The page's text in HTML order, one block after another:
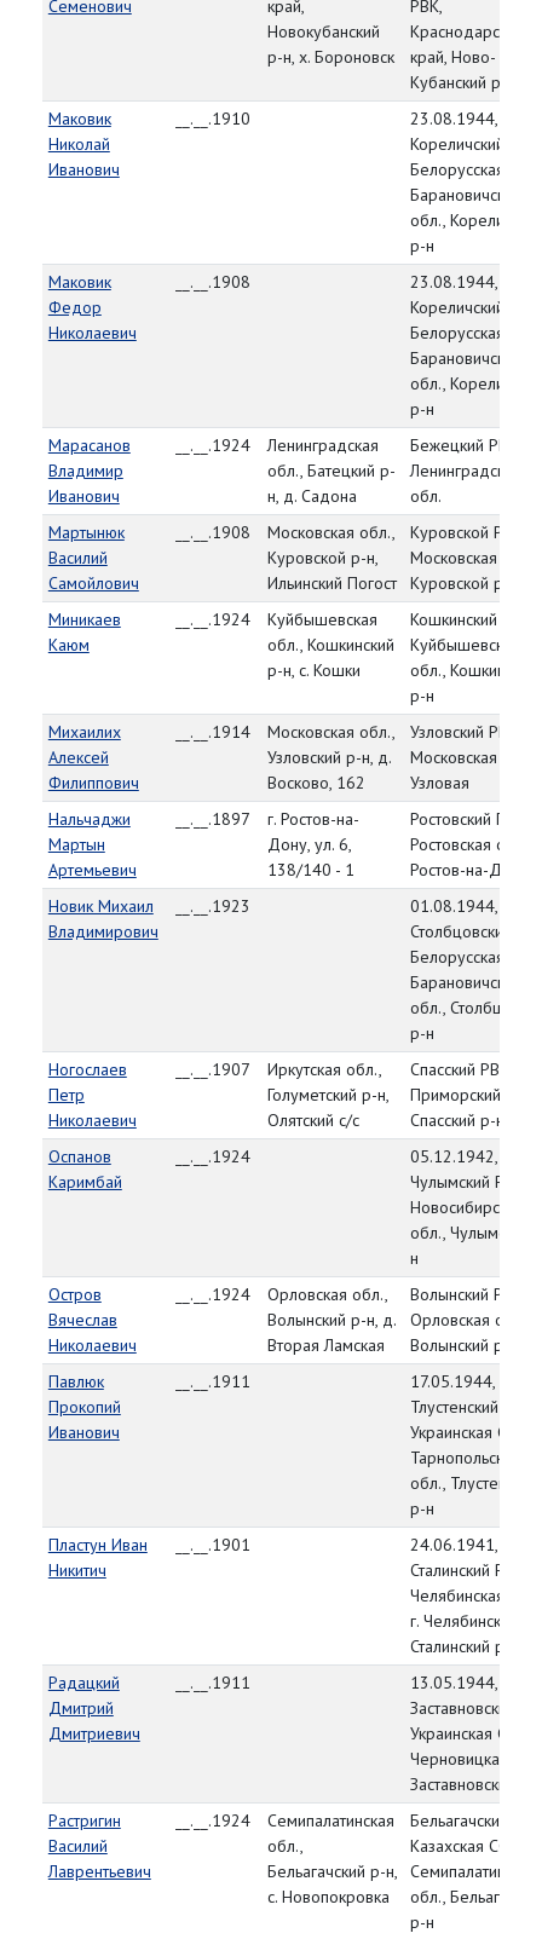
Семенович
край,
Новокубанский
р-н, х. Бороновск
РВК,
Краснодарский
край, Ново-
Кубанский р-н
Маковик
Николай
Иванович
__.__.1910
23.08.1944,
Кореличский РВК,
Белорусская ССР,
Барановичская
обл.,
р-н
Маковик
Федор
Николаевич
__.__.1908
23.08.1944,
Кореличский РВК,
Белорусская ССР,
Барановичская
обл.,
р-н
Марасанов
Владимир
Иванович
__.__.1924
Ленинградская
обл., Батецкий р-
н, д. Садона
Бежецкий РВК,
Ленинградская
обл.
Мартынюк
Василий
Самойлович
__.__.1908
Московская обл.,
Куровской р-н,
Ильинский Погост
Куровской РВК,
Московская обл.,
Куровской р-н
Миникаев
Каюм
__.__.1924
Куйбышевская
обл., Кошкинский
р-н, с. Кошки
Кошкинский РВК,
Куйбышевская
обл., Кошкинский
р-н
Михаилих
Алексей
Филиппович
__.__.1914
Московская обл.,
Узловский р-н, д.
Восково, 162
Узловский РВК,
Московская обл.,
Узловая
Нальчаджи
Мартын
Артемьевич
__.__.1897
г. Ростов-на-
Дону, ул. 6,
138/140 - 1
Ростовский ГВК,
Ростовская обл.,
Ростов-на-Дону
Новик Михаил
Владимирович
__.__.1923
01.08.1944,
Столбцовский
Белорусская ССР,
Барановичская
обл.,
р-н
Ногослаев
Петр
Николаевич
__.__.1907
Иркутская обл.,
Голуметский р-н,
Олятский с/с
Спасский РВК,
Приморский край,
Спасский р-н
Оспанов
Каримбай
__.__.1924
05.12.1942,
Чулымский РВК,
Новосибирская
обл., Чулымский
н
Остров
Вячеслав
Николаевич
__.__.1924
Орловская обл.,
Волынский р-н, д.
Вторая Ламская
Волынский РВК,
Орловская обл.,
Волынский р-н
Павлюк
Прокопий
Иванович
__.__.1911
17.05.1944,
Тлустенский РВК,
Украинская ССР,
Тарнопольская
обл., Тлустенский
р-н
Пластун Иван
Никитич
__.__.1901
24.06.1941,
Сталинский РВК,
Челябинская
г. Челябинск,
Сталинский р-н
Радацкий
Дмитрий
Дмитриевич
__.__.1911
13.05.1944,
Заставновский
Украинская ССР,
Черновицкая
Заставновский р-
Растригин
Василий
Лаврентьевич
__.__.1924
Семипалатинская
обл.,
Бельагачский р-н,
с. Новопокровка
Бельагачский
Казахская ССР,
Семипалатинская
обл.,
р-н